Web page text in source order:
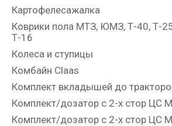
Картофелесажалка
Коврики пола МТЗ, ЮМЗ, Т-40, Т-
Т-16
Колеса и ступицы
Комбайн Claas
Комплект вкладышей до
Комплект/дозатор с 2-х стор ЦС
Комплект/дозатор с 2-х стор ЦС